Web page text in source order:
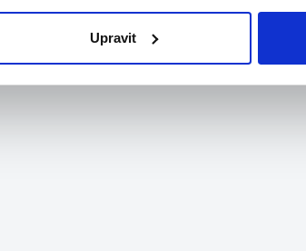
Upravit